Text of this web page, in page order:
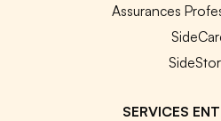
Assurances
SERVICES